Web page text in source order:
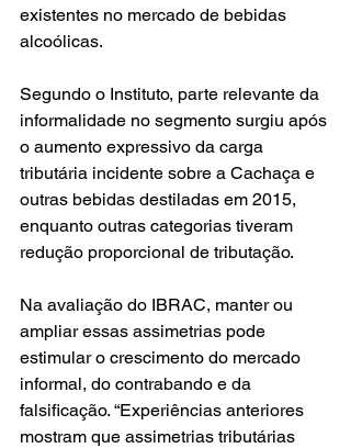
existentes no mercado de bebidas
alcoólicas.
Segundo o Instituto, parte relevante da
informalidade no segmento surgiu após
o aumento expressivo da carga
tributária incidente sobre a Cachaça e
outras bebidas destiladas em 2015,
enquanto outras categorias tiveram
redução proporcional de tributação.
Na avaliação do IBRAC, manter ou
ampliar essas assimetrias pode
estimular o crescimento do mercado
informal, do contrabando e da
falsificação. “Experiências anteriores
mostram que assimetrias tributárias